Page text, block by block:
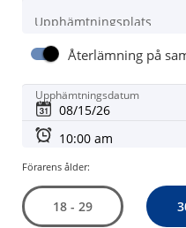
Upphämtningsplats
Återlämning på
Upphämtningsdatum
Förarens ålder:
18 - 29